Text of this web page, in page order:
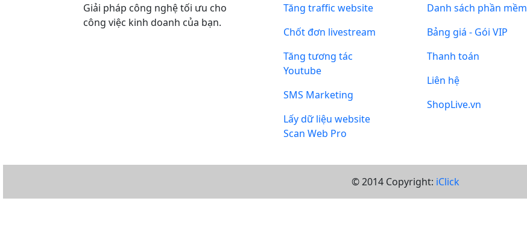
Giải pháp công nghệ tối ưu cho
công việc kinh doanh của bạn.
Tăng traffic website
Chốt đơn livestream
Tăng tương tác
Youtube
SMS Marketing
Lấy dữ liệu website
Scan Web Pro
Danh sách phần mềm
Bảng giá - Gói VIP
Thanh toán
Liên hệ
ShopLive.vn
© 2014 Copyright: iClick